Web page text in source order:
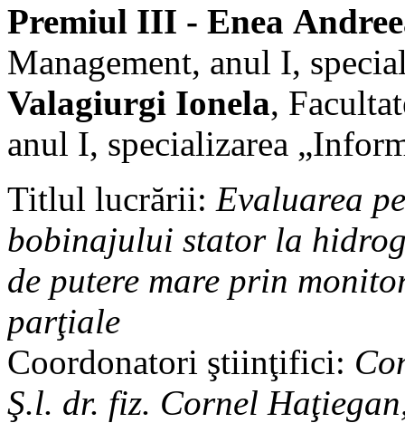
Premiul III - Enea
Management, anul I,
Valagiurgi Ionela,
anul I, specializarea
Titlul lucrării: Evaluarea
bobinajului stator la
de putere mare prin
parţiale
Coordonatori ştiinţifici:
Ş.l. dr. fiz. Cornel